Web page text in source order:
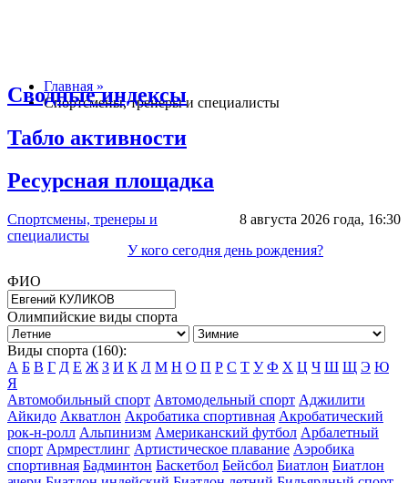
Главная »
Спортсмены, тренеры и специалисты
Сводные индексы
Табло активности
Ресурсная площадка
8 августа 2026 года, 16:30
У кого сегодня день рождения?
Спортсмены, тренеры и
специалисты
ФИО
Олимпийские виды спорта
Виды спорта (160):
А Б В Г Д Е Ж З И К Л М Н О П Р С Т У Ф Х Ц Ч Ш Щ Э Ю
Я
Автомобильный спорт Автомодельный спорт Аджилити
Айкидо Акватлон Акробатика спортивная Акробатический
рок-н-ролл Альпинизм Американский футбол Арбалетный
спорт Армрестлинг Артистическое плавание Аэробика
спортивная Бадминтон Баскетбол Бейсбол Биатлон Биатлон